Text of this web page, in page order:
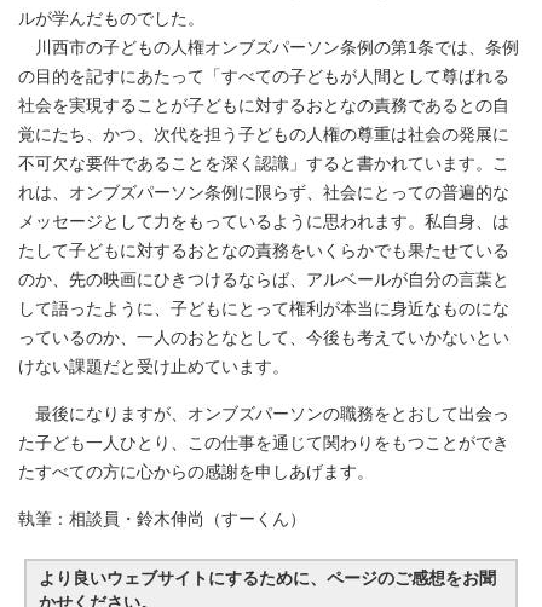
ルが学んだものでした。
川西市の子どもの人権オンブズパーソン条例の第1条では、条例
の目的を記すにあたって「すべての子どもが人間として尊ばれる
社会を実現することが子どもに対するおとなの責務であるとの自
覚にたち、かつ、次代を担う子どもの人権の尊重は社会の発展に
不可欠な要件であることを深く認識」すると書かれています。こ
れは、オンブズパーソン条例に限らず、社会にとっての普遍的な
メッセージとして力をもっているように思われます。私自身、は
たして子どもに対するおとなの責務をいくらかでも果たせている
のか、先の映画にひきつけるならば、アルベールが自分の言葉と
して語ったように、子どもにとって権利が本当に身近なものにな
っているのか、一人のおとなとして、今後も考えていかないとい
けない課題だと受け止めています。
最後になりますが、オンブズパーソンの職務をとおして出会っ
た子ども一人ひとり、この仕事を通じて関わりをもつことができ
たすべての方に心からの感謝を申しあげます。
執筆：相談員・鈴木伸尚（すーくん）
より良いウェブサイトにするために、ページのご感想をお聞
かせください。